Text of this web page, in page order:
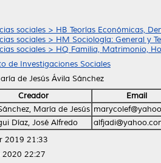
sociales > HB Teorías Económicas,
sociales > HM Sociología: General y
sociales > HQ Familia, Matrimonio,
de Investigaciones Sociales
de Jesús Ávila Sánchez
Creador
Email
María de Jesús
Díaz, José Alfredo
2019 21:33
2020 22:27